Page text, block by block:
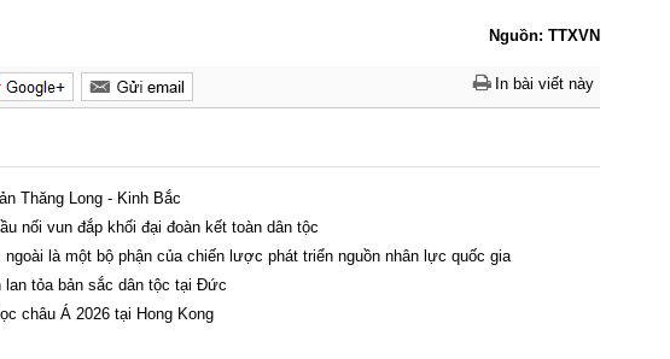
Nguồn: TTXVN
In bài viết này
Thăng Long - Kinh Bắc
nối vun đắp khối đại đoàn kết toàn dân tộc
là một bộ phận của chiến lược phát triển nguồn nhân lực quốc gia
tỏa bản sắc dân tộc tại Đức
châu Á 2026 tại Hong Kong